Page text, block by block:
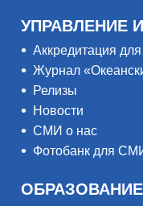
УПРАВЛЕНИЕ
Аккредитация
Журнал
Релизы
Новости
СМИ о нас
Фотобанк для